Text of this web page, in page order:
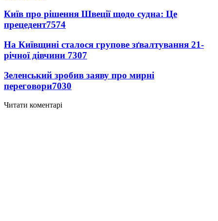
Київ про рішення Швеції щодо судна: Це
прецедент7574
На Київщині сталося групове зґвалтування 21-
річної дівчини 7307
Зеленський зробив заяву про мирні
переговори7030
Читати коментарі